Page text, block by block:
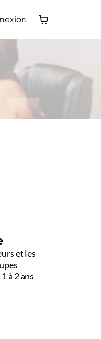
et les
à 2 ans